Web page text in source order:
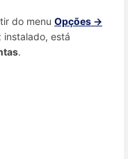
do menu Opções ->
instalado, está
.